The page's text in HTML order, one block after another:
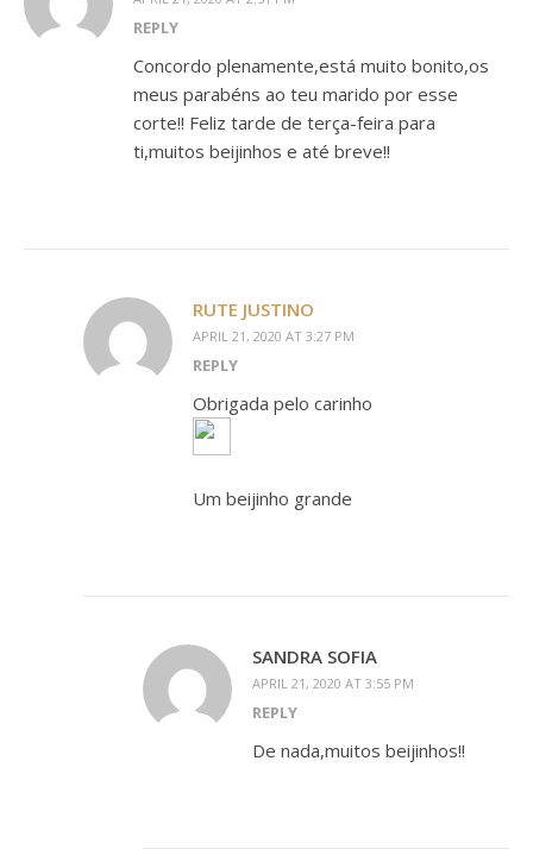
REPLY
Concordo plenamente,está muito bonito,os
meus parabéns ao teu marido por esse
corte!! Feliz tarde de terça-feira para
ti,muitos beijinhos e até breve!!
RUTE JUSTINO
APRIL 21, 2020 AT 3:27 PM
REPLY
Obrigada pelo carinho
Um beijinho grande
SANDRA SOFIA
APRIL 21, 2020 AT 3:55 PM
REPLY
De nada,muitos beijinhos!!